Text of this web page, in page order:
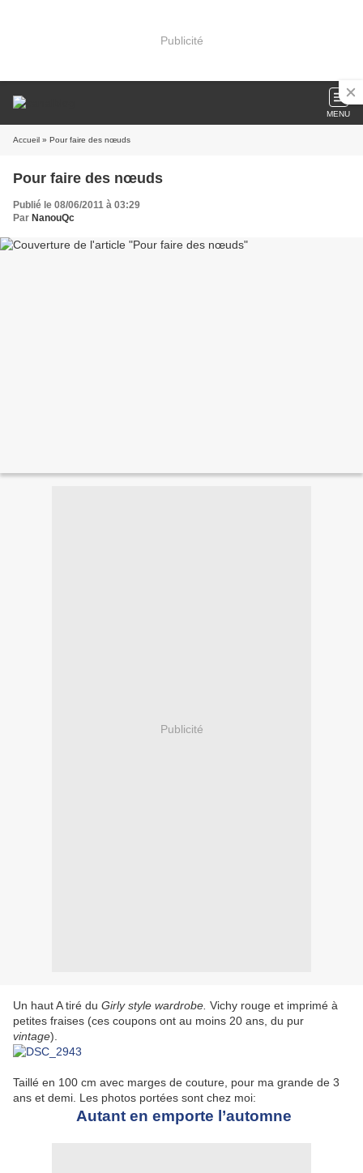
Publicité
MENU
Accueil » Pour faire des nœuds
Pour faire des nœuds
Publié le 08/06/2011 à 03:29
Par NanouQc
Publicité
Un haut A tiré du Girly style wardrobe. Vichy rouge et imprimé à
petites fraises (ces coupons ont au moins 20 ans, du pur
vintage).
Taillé en 100 cm avec marges de couture, pour ma grande de 3
ans et demi. Les photos portées sont chez moi:
Autant en emporte l’automne